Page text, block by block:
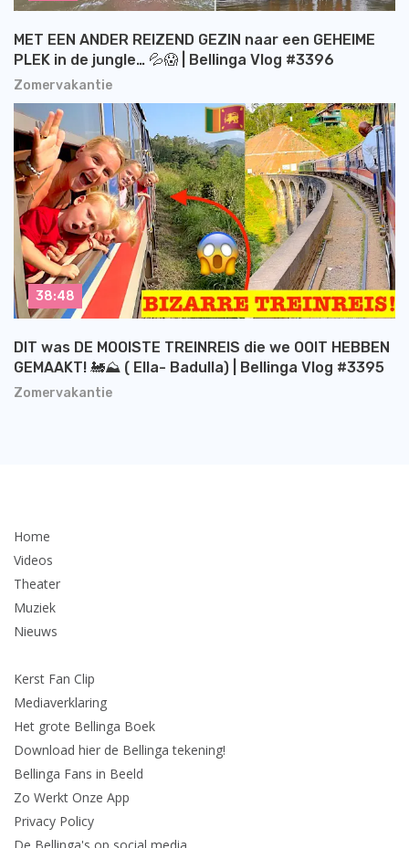
Zomervakantie
MET EEN ANDER REIZEND GEZIN naar een GEHEIME
PLEK in de jungle… 💦😱 | Bellinga Vlog #3396
Zomervakantie
DIT was DE MOOISTE TREINREIS die we OOIT HEBBEN
GEMAAKT! 🚂⛰️ ( Ella- Badulla) | Bellinga Vlog #3395
38:48
Home
Videos
Theater
Muziek
Nieuws
Kerst Fan Clip
Mediaverklaring
Het grote Bellinga Boek
Download hier de Bellinga tekening!
Bellinga Fans in Beeld
Zo Werkt Onze App
Privacy Policy